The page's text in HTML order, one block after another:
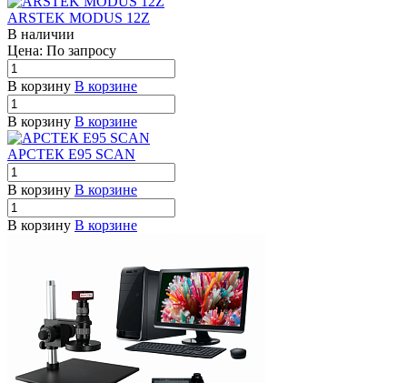
ARSTEK MODUS 12Z
В наличии
Цена: По запросу
В корзину В корзине
В корзину В корзине
АРСТЕК E95 SCAN
В корзину В корзине
В корзину В корзине